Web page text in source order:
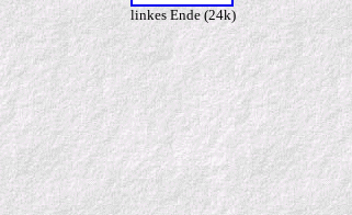
linkes Ende (24k)